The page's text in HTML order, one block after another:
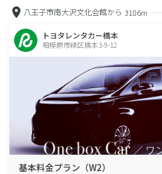
八王子市南大沢文化会館から 3186m
トヨタレンタカー橋本
相模原市緑区橋本3-9-12
基本料金プラン（W2）